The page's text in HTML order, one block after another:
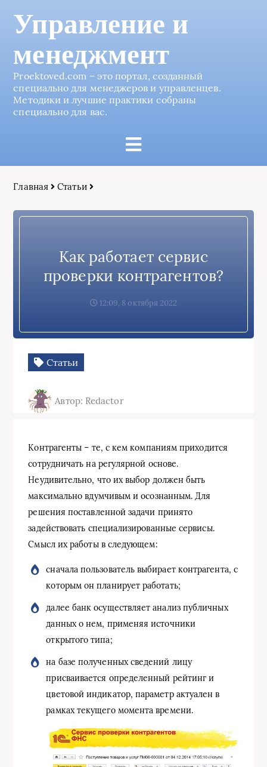
Управление и
менеджмент
Proektoved.com – это портал, созданный
специально для менеджеров и управленцев.
Методики и лучшие практики собраны
специально для вас.
Главная Статьи
Как работает сервис
проверки контрагентов?
12:09, 8 октября 2022
Статьи
Автор: Redactor
Контрагенты – те, с кем компаниям приходится
сотрудничать на регулярной основе.
Неудивительно, что их выбор должен быть
максимально вдумчивым и осознанным. Для
решения поставленной задачи принято
задействовать специализированные сервисы.
Смысл их работы в следующем:
сначала пользователь выбирает контрагента, с
которым он планирует работать;
далее банк осуществляет анализ публичных
данных о нем, применяя источники
открытого типа;
на базе полученных сведений лицу
присваивается определенный рейтинг и
цветовой индикатор, параметр актуален в
рамках текущего момента времени.